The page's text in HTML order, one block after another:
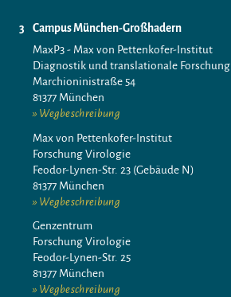
Campus München-Großhadern
MaxP3 - Max von Pettenkofer-Institut
Diagnostik und translationale Forschung
Marchioninistraße 54
81377 München
Wegbeschreibung
Max von Pettenkofer-Institut
Forschung Virologie
Feodor-Lynen-Str. 23 (Gebäude N)
81377 München
Wegbeschreibung
Genzentrum
Forschung Virologie
Feodor-Lynen-Str. 25
81377 München
Wegbeschreibung